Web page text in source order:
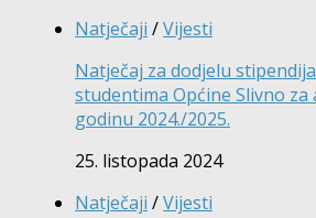
Natječaji /Vijesti
Natječaj za dodjelu
studentima Općine Slivno za
godinu 2024./2025.
25. listopada 2024
Natječaji /Vijesti